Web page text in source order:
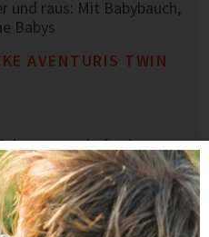
und raus: Mit Babybauch,
Babys
AVENTURIS TWIN
Zwillingsbabybauch
Kinnschutz am